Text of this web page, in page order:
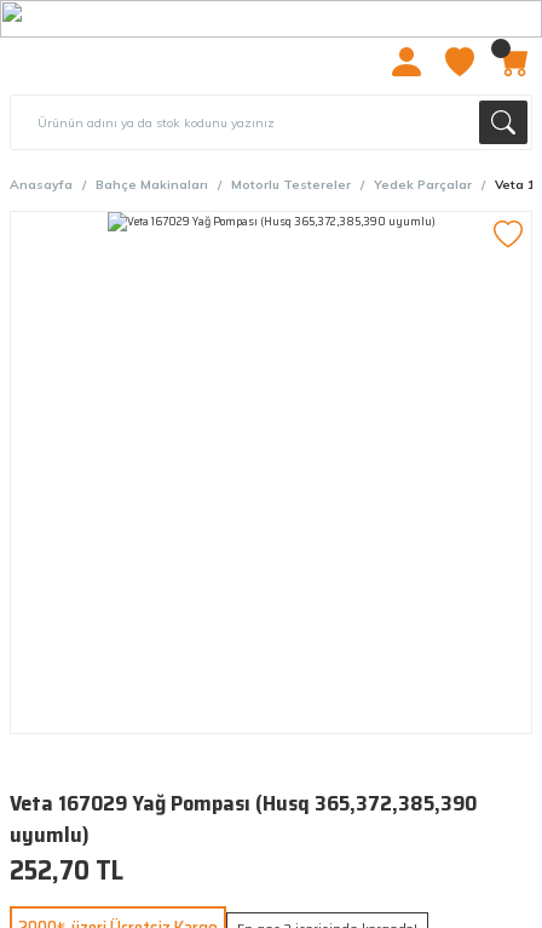
Anasayfa Bahçe Makinaları Motorlu Testereler Yedek Parçalar Veta
Veta 167029 Yağ Pompası (Husq 365,372,385,390
uyumlu)
252,70 TL